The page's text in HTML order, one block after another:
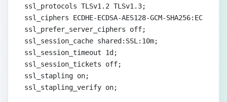
ssl_protocols TLSv1.2 TLSv1.3;
ssl_ciphers ECDHE-ECDSA-AES128-GCM-SHA256:ECDHE-
ssl_prefer_server_ciphers off;
ssl_session_cache shared:SSL:10m;
ssl_session_timeout 1d;
ssl_session_tickets off;
ssl_stapling on;
ssl_stapling_verify on;